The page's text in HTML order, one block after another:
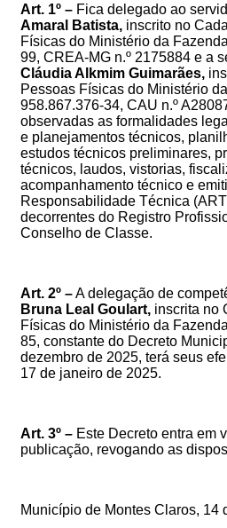
Art. 1º – Fica delegado ao
Amaral Batista, inscrito no
Físicas do Ministério da
99, CREA-MG n.º 2175884 e a
Cláudia Alkmim Guimarães,
Pessoas Físicas do Ministério
958.867.376-34, CAU n.º
observadas as formalidades
e planejamentos técnicos,
estudos técnicos preliminares,
técnicos, laudos, vistorias,
acompanhamento técnico e
Responsabilidade Técnica
decorrentes do Registro
Conselho de Classe.
Art. 2º –A delegação de
Bruna Leal Goulart, inscrita no
Físicas do Ministério da
85, constante do Decreto
dezembro de 2025, terá seus
17 de janeiro de 2025.
Art. 3º – Este Decreto entra em
publicação, revogando as
Município de Montes Claros, 14